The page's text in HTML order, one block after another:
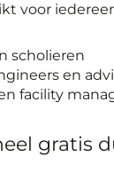
voor
scholieren
en
facility
gratis